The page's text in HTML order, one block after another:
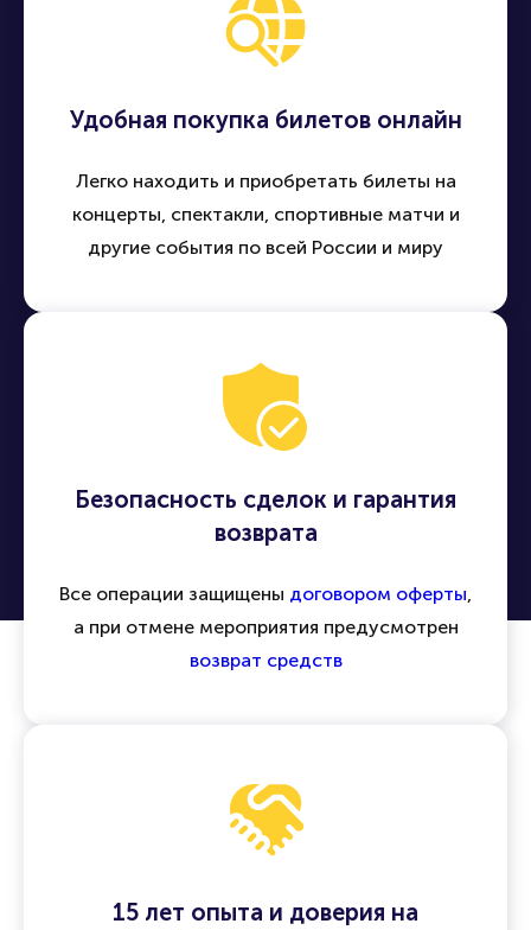
Удобная покупка билетов онлайн
Легко находить и приобретать билеты на
концерты, спектакли, спортивные матчи и
другие события по всей России и миру
Безопасность сделок и гарантия
возврата
Все операции защищены договором оферты,
а при отмене мероприятия предусмотрен
возврат средств
15 лет опыта и доверия на